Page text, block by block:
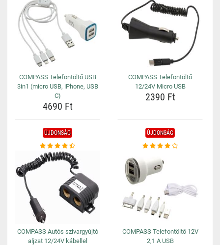
COMPASS Telefontöltő USB
3in1 (micro USB, iPhone, USB
C)
4690 Ft
COMPASS Telefontöltő
12/24V Micro USB
2390 Ft
ÚJDONSÁG
COMPASS Autós szivargyújtó
aljzat 12/24V kábellel
ÚJDONSÁG
COMPASS Telefontöltő 12V
2,1 A USB